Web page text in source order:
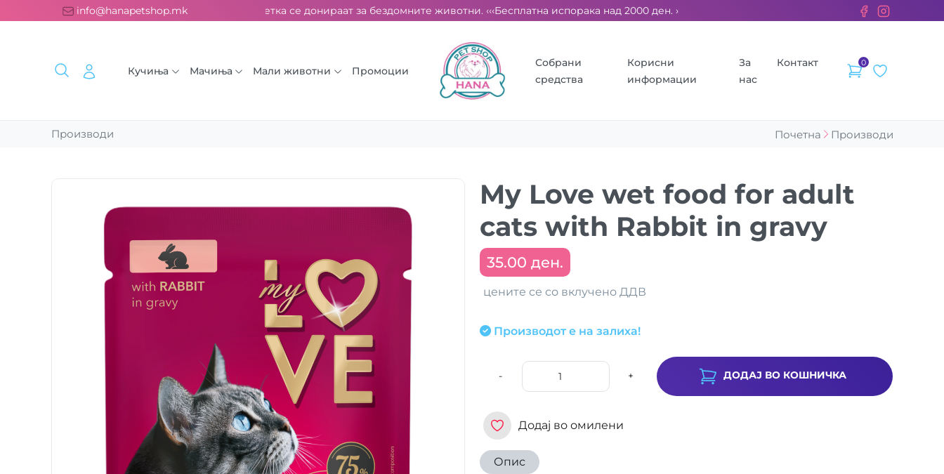
info@hanapetshop.mk
испорака над 2000 ден. ››› 2% од секоја сметка се донираат за бездомните животни. ‹‹‹ Бесплатна испорака над 2000 ден. ››› 2% од секоја сметка се донираат за бездомните
Кучиња Мачиња Мали животни Промоции
Собрани
средства
Корисни
информации
За
нас
Контакт 0
Производи Почетна Производи
My Love wet food for adult
cats with Rabbit in gravy
35.00 ден.
цените се со вклучено ДДВ
Производот е на залиха!
- + ДОДАЈ ВО КОШНИЧКА
Додај во омилени
Опис